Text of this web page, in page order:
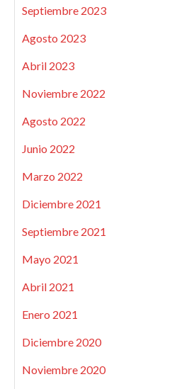
Septiembre 2023
Agosto 2023
Abril 2023
Noviembre 2022
Agosto 2022
Junio 2022
Marzo 2022
Diciembre 2021
Septiembre 2021
Mayo 2021
Abril 2021
Enero 2021
Diciembre 2020
Noviembre 2020